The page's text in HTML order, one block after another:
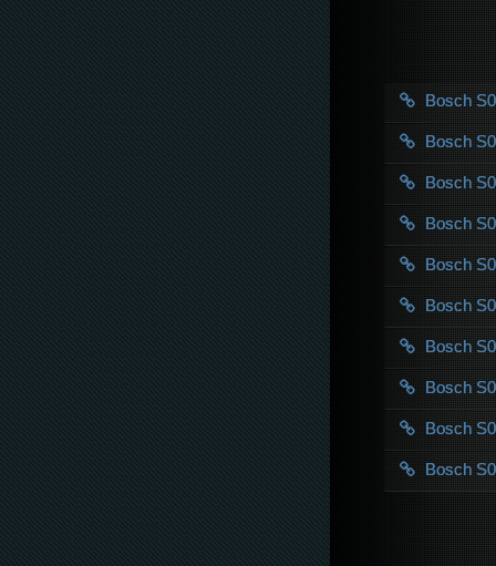
Bosch
Bosch
Bosch
Bosch
Bosch
Bosch
Bosch
Bosch
Bosch
Bosch